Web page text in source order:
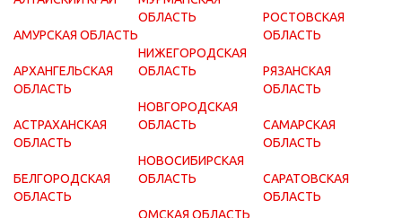
АМУРСКАЯ ОБЛАСТЬ
АРХАНГЕЛЬСКАЯ
ОБЛАСТЬ
АСТРАХАНСКАЯ
ОБЛАСТЬ
БЕЛГОРОДСКАЯ
ОБЛАСТЬ
ОБЛАСТЬ
НИЖЕГОРОДСКАЯ
ОБЛАСТЬ
НОВГОРОДСКАЯ
ОБЛАСТЬ
НОВОСИБИРСКАЯ
ОБЛАСТЬ
ОМСКАЯ ОБЛАСТЬ
РОСТОВСКАЯ
ОБЛАСТЬ
РЯЗАНСКАЯ
ОБЛАСТЬ
САМАРСКАЯ
ОБЛАСТЬ
САРАТОВСКАЯ
ОБЛАСТЬ